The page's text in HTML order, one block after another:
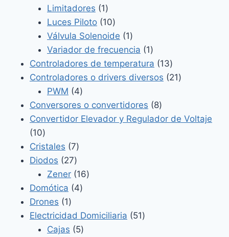
Limitadores 11
producto
Luces Piloto 1010
productos
Válvula Solenoide 11
producto
Variador de frecuencia 11
producto
Controladores de temperatura 1313
productos
Controladores o drivers diversos 2121
PWM 44
productos
Conversores o convertidores 88
productos
Convertidor Elevador y Regulador de Voltaje
1010
productos
Cristales 77
productos
Diodos 2727
productos
Zener 1616
Domótica 44
Drones 11
producto
Electricidad Domiciliaria 5151
Cajas 55